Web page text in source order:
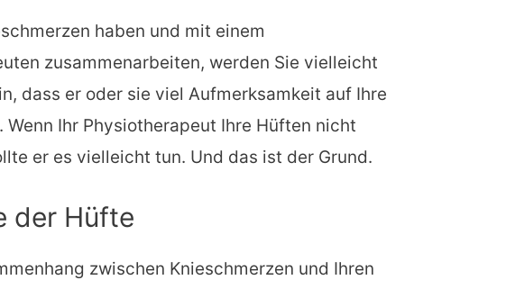
haben und mit einem
zusammenarbeiten, werden Sie vielleicht
dass er oder sie viel Aufmerksamkeit auf Ihre
Ihr Physiotherapeut Ihre Hüften nicht
er es vielleicht tun. Und das ist der Grund.
der Hüfte
zwischen Knieschmerzen und Ihren